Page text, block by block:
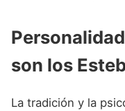
son los
La tradición y la